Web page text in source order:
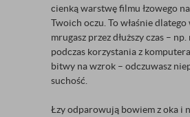
cienką warstwę filmu łzowego
Twoich oczu. To właśnie
mrugasz przez dłuższy czas –
podczas korzystania z
bitwy na wzrok – odczuwasz
suchość.
Łzy odparowują bowiem z oka i